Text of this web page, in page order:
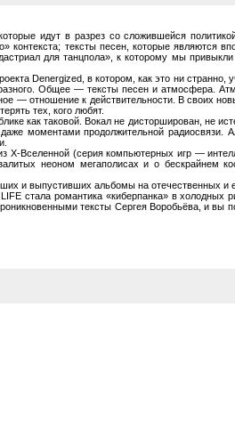
идут в разрез со сложившейся
тексты песен, которые являются
для танцпола», к которому мы привыкли
Denergized, в котором, как это ни странно,
Общее — тексты песен и атмосфера.
— отношение к действительности. В своих
тех, кого любят.
таковой. Вокал не дисторширован, не
моментами продолжительной радиосвязи.
Вселенной (серия компьютерных игр —
неоном мегаполисах и о бескрайнем
и выпустивших альбомы на отечественных и
стала романтика «киберпанка» в холодных
тексты Сергея Воробьёва, и вы